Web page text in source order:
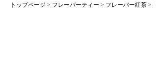
トップページ フレーバーティー フレーバー紅茶